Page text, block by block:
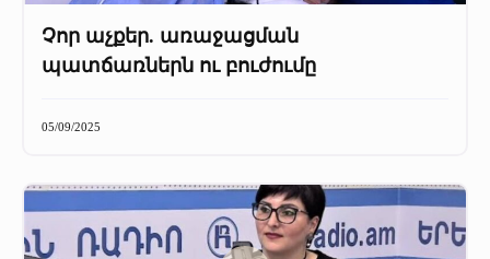
Չոր աչքեր. առաջացման
պատճառներն ու բուժումը
05/09/2025